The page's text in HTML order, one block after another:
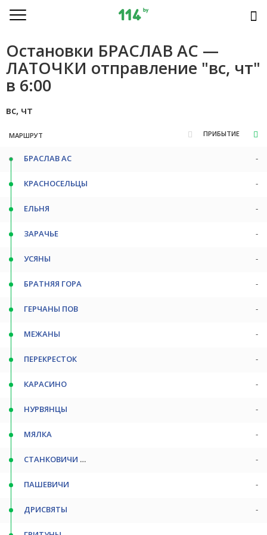
Остановки БРАСЛАВ АС —
ЛАТОЧКИ отправление "вс, чт"
в 6:00
вс, чт
МАРШРУТ ПРИБЫТИЕ
БРАСЛАВ АС -
КРАСНОСЕЛЬЦЫ -
ЕЛЬНЯ -
ЗАРАЧЬЕ -
УСЯНЫ -
БРАТНЯЯ ГОРА -
ГЕРЧАНЫ ПОВ -
МЕЖАНЫ -
ПЕРЕКРЕСТОК -
КАРАСИНО -
НУРВЯНЦЫ -
МЯЛКА -
СТАНКОВИЧИ ПОВ -
ПАШЕВИЧИ -
ДРИСВЯТЫ -